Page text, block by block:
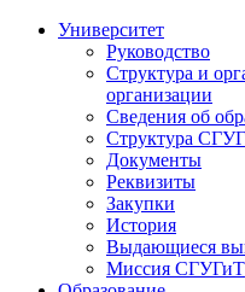
Университет
Руководство
Структура и
организации
Сведения об
Структура
Документы
Реквизиты
Закупки
История
Выдающиеся
Миссия СГУГиТ